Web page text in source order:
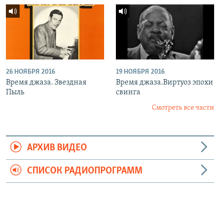
26 НОЯБРЯ 2016
Время джаза. Звездная
Пыль
19 НОЯБРЯ 2016
Время джаза.Виртуоз эпохи
свинга
Смотреть все части
АРХИВ ВИДЕО
СПИСОК РАДИОПРОГРАММ